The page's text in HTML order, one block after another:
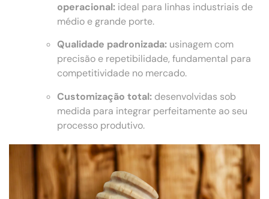
operacional: ideal para linhas industriais de
médio e grande porte.
Qualidade padronizada: usinagem com
precisão e repetibilidade, fundamental para
competitividade no mercado.
Customização total: desenvolvidas sob
medida para integrar perfeitamente ao seu
processo produtivo.